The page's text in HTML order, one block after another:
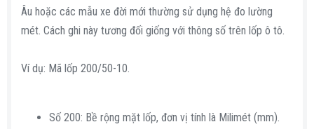
Âu hoặc các mẫu xe đời mới thường sử dụng hệ đo lường
mét. Cách ghi này tương đối giống với thông số trên lốp ô tô.
Ví dụ: Mã lốp 200/50-10.
Số 200: Bề rộng mặt lốp, đơn vị tính là Milimét (mm).